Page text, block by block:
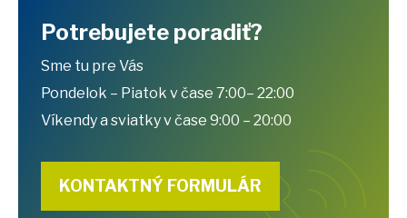
Potrebujete poradiť?
Sme tu pre Vás
Pondelok – Piatok v čase 7:00– 22:00
Víkendy a sviatky v čase 9:00 – 20:00
KONTAKTNÝ FORMULÁR